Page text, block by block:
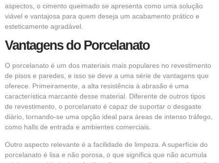
aspectos, o cimento queimado se apresenta como uma solução
viável e vantajosa para quem deseja um acabamento prático e
esteticamente agradável.
Vantagens do Porcelanato
O porcelanato é um dos materiais mais populares no revestimento
de pisos e paredes, e isso se deve a uma série de vantagens que
oferece. Primeiramente, a alta resistência à abrasão é uma
característica marcante desse material. Diferente de outros tipos
de revestimento, o porcelanato é capaz de suportar o desgaste
diário, tornando-se uma opção ideal para áreas de intenso tráfego,
como halls de entrada e ambientes comerciais.
Outro aspecto relevante é a facilidade de limpeza. A superfície do
porcelanato é lisa e não porosa, o que significa que não acumula